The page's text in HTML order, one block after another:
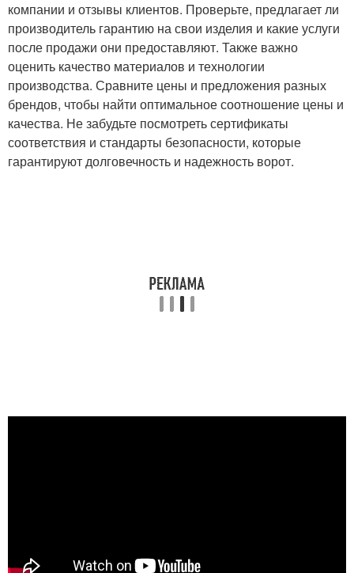
компании и отзывы клиентов. Проверьте, предлагает ли
производитель гарантию на свои изделия и какие услуги
после продажи они предоставляют. Также важно
оценить качество материалов и технологии
производства. Сравните цены и предложения разных
брендов, чтобы найти оптимальное соотношение цены и
качества. Не забудьте посмотреть сертификаты
соответствия и стандарты безопасности, которые
гарантируют долговечность и надежность ворот.